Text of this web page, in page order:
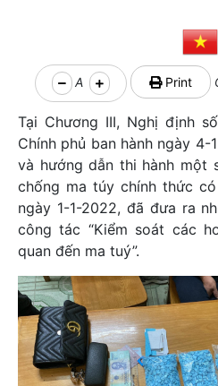
A Print
Tại Chương III, Nghị định
Chính phủ ban hành ngày
và hướng dẫn thi hành một
chống ma túy chính thức
ngày 1-1-2022, đã đưa ra
công tác “Kiểm soát các
quan đến ma tuý”.